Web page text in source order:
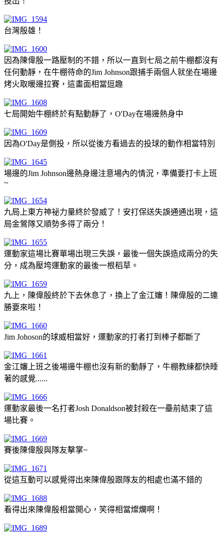
台灣殷雄！
因為陳偉殷一路壓制的不錯，所以一直到七局之前牛棚都沒有
任何動靜，在牛棚待命的Jim Johnson跟捕手兩個人就坐在場邊
烤火取暖邊拉賽，這畫面相當逗趣
七局開始牛棚終於有點動靜了，O'Day在場邊熱身中
因為O'Day是側投，所以從後方看過去的投球的動作相當特別
場邊的Jim Johnson邊熱身邊注意場內的情況，準備要打卡上班
~
九局上東方神祕力量終於發威了！安打保送失誤通通出現，這
局金鶯隊又順勢多得了兩分！
運動家這場比賽單場出現三失誤，最後一個失誤造成兩分的失
分，成為壓垮運動家的最後一根稻草。
九上，陳偉殷終於下去休息了，換上了金江嬸！陳偉殷的二連
勝要來啦！
Jim Johoson的球威相當好，運動家的打者打到棒子都斷了
金江嬸上班之後場邊牛棚也沒有新的動靜了，牛棚教練都快睡
著的感覺......
運動家最後一名打者Josh Donaldson被封殺在一壘前結束了這
場比賽。
賽後陳偉殷與隊友擊掌~
從這互動可以感覺得出來陳偉殷跟隊友的相處也滿不錯的
看得出來陳偉殷相當開心，笑得相當燦爛啊！